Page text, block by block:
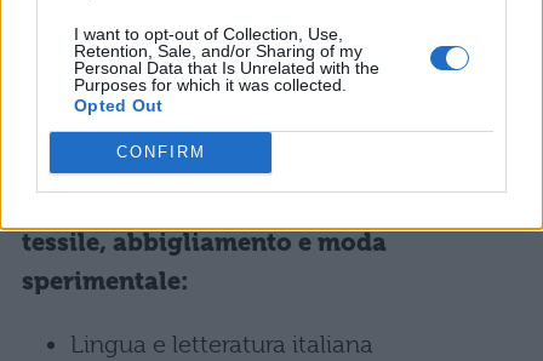
I want to opt-out of Collection, Use,
Retention, Sale, and/or Sharing of my
Personal Data that Is Unrelated with the
Purposes for which it was collected.
Opted Out
CONFIRM
Inglese
Chimica applicata e nobilizzazione
materiali produzione moda
tessile, abbigliamento e moda
sperimentale:
Lingua e letteratura italiana